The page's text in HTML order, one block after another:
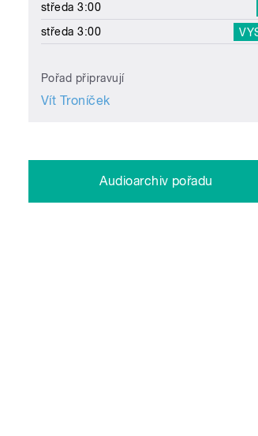
středa 3:00
středa 3:00
Pořad připravují
Vít Troníček
Audioarchiv pořadu